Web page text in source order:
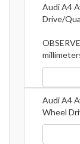
Audi A4
Drive/
Audi A4
Wheel